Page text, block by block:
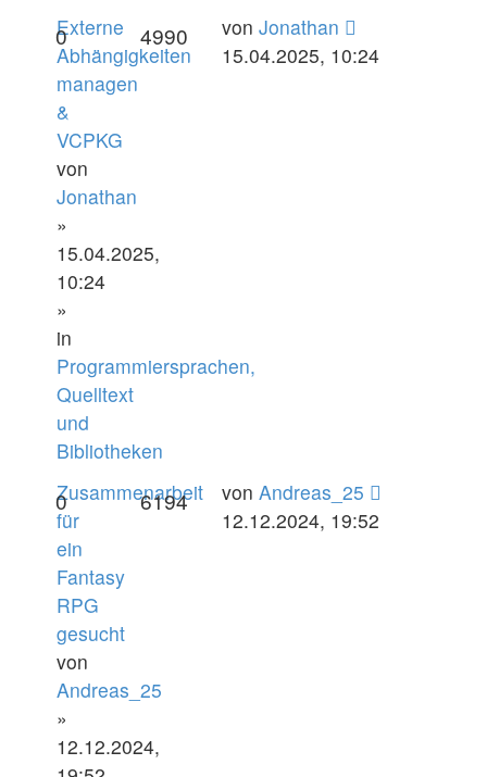
Externe
Abhängigkeiten
managen
&
VCPKG
von
Jonathan
»
15.04.2025,
10:24
»
in
Programmiersprachen,
Quelltext
und
Bibliotheken
0 4990 von Jonathan
15.04.2025, 10:24
Zusammenarbeit
für
ein
Fantasy
RPG
gesucht
von
Andreas_25
»
12.12.2024,
0 6194 von Andreas_25
12.12.2024, 19:52